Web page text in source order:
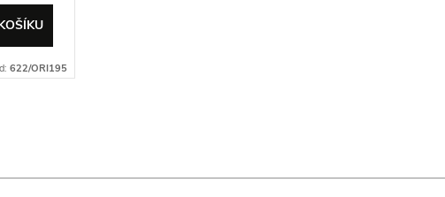
622/ORI195